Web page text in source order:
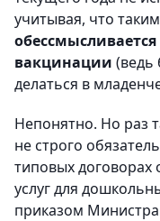
учитывая, что
вакцинации (ведь
делаться в
Непонятно. Но раз
не строго
типовых договорах
услуг для
приказом